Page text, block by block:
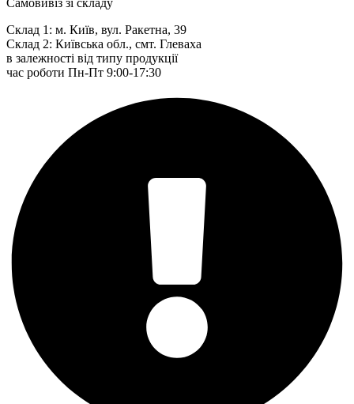
Склад 1: м. Київ, вул. Ракетна, 39
Склад 2: Київська обл., смт. Глеваха
в залежності від типу продукції
час роботи Пн-Пт 9:00-17:30